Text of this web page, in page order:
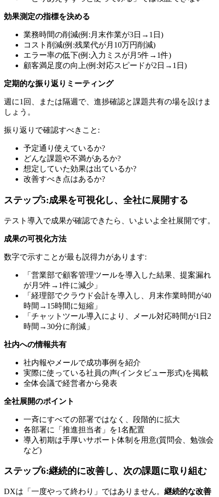
効果測定の指標を決める
業務時間の削減(例:月末作業が3日→1日)
コスト削減(例:残業代が月10万円削減)
エラー率の低下(例:入力ミスが月5件→1件)
顧客満足度の向上(例:対応スピードが2日→1日)
定期的な振り返りミーティング
週に1回、または隔週で、進捗確認と課題共有の場を設けま
しょう。
振り返りで確認すべきこと:
予定通り使えているか?
どんな課題や不満があるか?
想定していた効果は出ているか?
改善すべき点はあるか?
ステップ5:成果を可視化し、全社に展開する
テスト導入で成果が確認できたら、いよいよ全社展開です。
成果の可視化方法
数字で示すことが最も説得力があります:
「営業部で顧客管理ツールを導入した結果、提案漏れ
が月5件→1件に減少」
「経理部でクラウド会計を導入し、月末作業時間が40
時間→15時間に短縮」
「チャットツール導入により、メール対応時間が1日2
時間→30分に削減」
社内への情報共有
社内報やメールで成功事例を紹介
実際に使っている社員の声(インタビュー形式)を掲載
全体会議で経営者から発表
全社展開のポイント
一斉にすべての部署ではなく、段階的に拡大
各部署に「推進担当者」を1名配置
導入初期は手厚いサポート体制を用意(質問会、勉強会
など)
ステップ6:継続的に改善し、次の課題に取り組む
DXは「一度やって終わり」ではありません。 継続的な改善